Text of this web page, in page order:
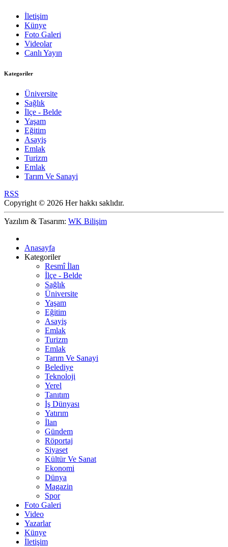
İletişim
Künye
Foto Galeri
Videolar
Canlı Yayın
Kategoriler
Üniversite
Sağlık
İlçe - Belde
Yaşam
Eğitim
Asayiş
Emlak
Turizm
Emlak
Tarım Ve Sanayi
RSS
Copyright © 2026 Her hakkı saklıdır.
Yazılım & Tasarım: WK Bilişim
Anasayfa
Kategoriler
Resmî İlan
İlçe - Belde
Sağlık
Üniversite
Yaşam
Eğitim
Asayiş
Emlak
Turizm
Emlak
Tarım Ve Sanayi
Belediye
Teknoloji
Yerel
Tanıtım
İş Dünyası
Yatırım
İlan
Gündem
Röportaj
Siyaset
Kültür Ve Sanat
Ekonomi
Dünya
Magazin
Spor
Foto Galeri
Video
Yazarlar
Künye
İletişim